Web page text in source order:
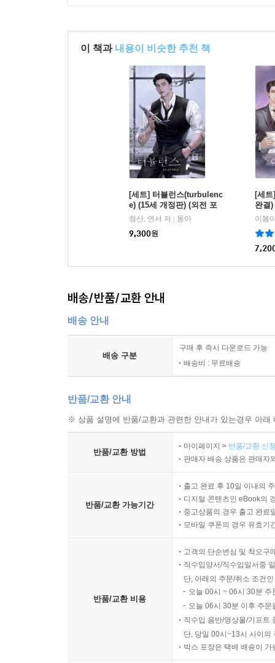
이 책과 내용이 비슷한 추천 책
[세트] 터뷸런스(turbulenc
e) (15세 개정판) (외전 포
함) (총4권/완결)
청산, 연서 저 | 동아
9,300원
[세트
완결)
이봄
배송/반품/교환 안내
배송 안내
배송 구분
구매 후 즉시 다운로드 가능
배송비 : 무료배송
반품/교환 안내
※ 상품 설명에 반품/교환과 관련한 안내가 있는경우 아
반품/교환 방법
마이페이지 > 반품/교환 신
판매자 배송 상품은 판매자
반품/교환 가능기간
출고 완료 후 10일 이내의
디지털 콘텐츠인 eBook의
중고상품의 경우 출고 완료
모바일 쿠폰의 경우 유효기
반품/교환 비용
고객의 단순변심 및 착오구
직수입양서/직수입일서중
단, 아래의 주문/취소 조건
오늘 00시 ~ 06시 30분
오늘 06시 30분 이후 주
직수입 음반/영상물/기프트
단, 당일 00시~13시 사이의
박스 포장은 택배 배송이